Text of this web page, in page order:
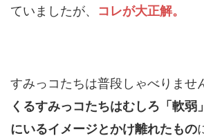
ていましたが、 コレが大正解。
すみっコたちは普段しゃべりませ
くるすみっコたちはむしろ「軟弱
にいるイメージとかけ離れたもの